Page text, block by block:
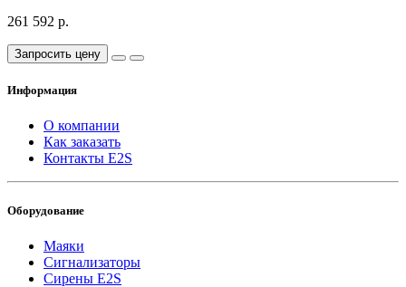
261 592 р.
Запросить цену
Информация
О компании
Как заказать
Контакты E2S
Оборудование
Маяки
Сигнализаторы
Сирены E2S